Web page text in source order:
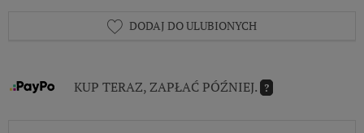
DODAJ DO ULUBIONYCH
KUP TERAZ, ZAPŁAĆ PÓŹNIEJ. ?